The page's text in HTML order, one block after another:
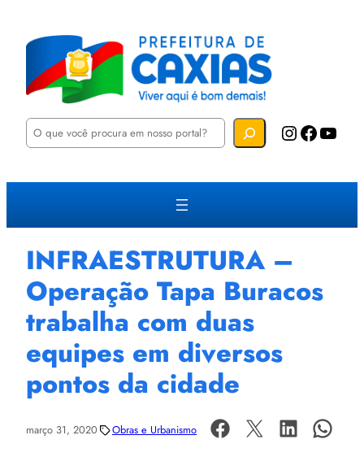
P
u
a
Instagram Facebook YouTube
INFRAESTRUTURA –
Operação Tapa Buracos
trabalha com duas
equipes em diversos
pontos da cidade
março 31, 2020 Obras e Urbanismo